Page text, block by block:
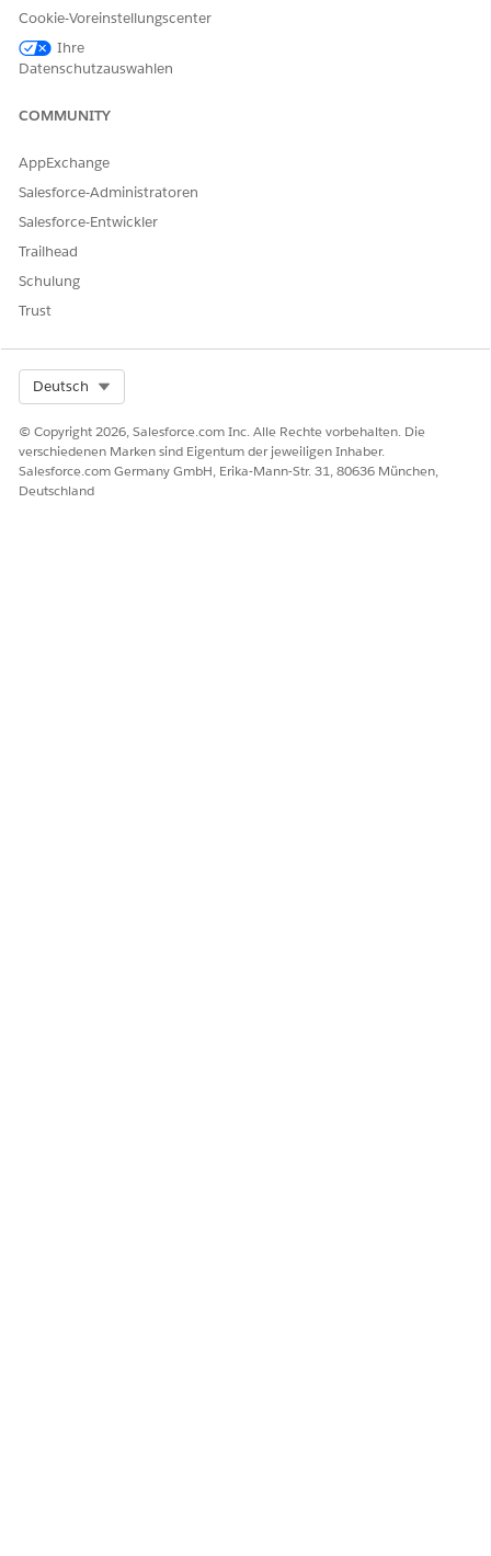
deaktiviert ist, werden Accountinformationen aus Salesforce
abgerufen. Entsprechende Informationen finden Sie unter
Aktivieren von Echtzeit-Finanz-Accountinformationen
Sie Salesforce mit externen Banksystemen mithilfe von
SIEHE AUCH:
Salesforce-Hilfe: Aktivieren von Informationen zu Finanz-
Accounts in Echtzeit
Salesforce-Hilfe: Einrichten von MuleSoft für die
Salesforce-Hilfe: API für FSC-Integrationen
KONNTEN SIE IHR PROBLEM MITHILFE DIESES ARTIKELS
Geben Sie uns Feedback, damit wir uns verbessern können.
Ja Nein
Cookie-Voreinstellungscenter
Ihre
Datenschutzauswahlen
COMMUNITY
AppExchange
Salesforce-Administratoren
Salesforce-Entwickler
Trailhead
Schulung
Trust
Deutsch
© Copyright 2026, Salesforce.com Inc. Alle Rechte vorbehalten. Die
verschiedenen Marken sind Eigentum der jeweiligen Inhaber.
Salesforce.com Germany GmbH, Erika-Mann-Str. 31, 80636 München,
Deutschland